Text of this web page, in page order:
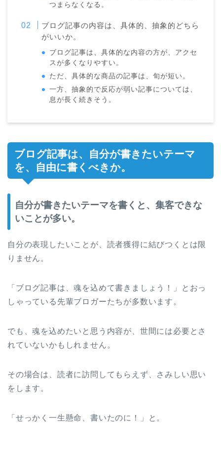
つまらなくなる。
ブログ記事の内容は、具体的、抽象的どちら
がいいか。
ブログ記事は、具体的な内容の方が、アクセ
スが多くなりやすい。
ただ、具体的な商品の記事は、旬が短い。
一方、抽象的で反応が弱い記事については、
息が長く続きそう。
ブログ記事は、自分が書きたいテーマ
を、自由に書くべきか。
自分が書きたいテーマを書くと、集客できな
いことが多い。
自分の表現したいことが、読者獲得に結びつくとは限
りません。
「ブログ記事は、魂を込めて書きましょう！」とおっ
しゃっている先輩ブロガーたちが多数います。
でも、魂を込めたいと思う内容が、世間には必要とさ
れていないかもしれません。
その場合は、読者に訪問してもらえず、さみしい思い
をします。
「せっかく一生懸命、書いたのに！」と。